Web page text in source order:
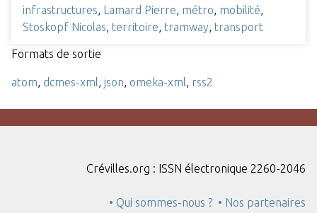
infrastructures Lamard Pierre métro mobilité
Stoskopf Nicolas territoire tramway transport
Formats de sortie
atom dcmes-xml json omeka-xml rss2
Crévilles.org : ISSN électronique 2260-2046
• Qui sommes-nous ? • Nos partenaires